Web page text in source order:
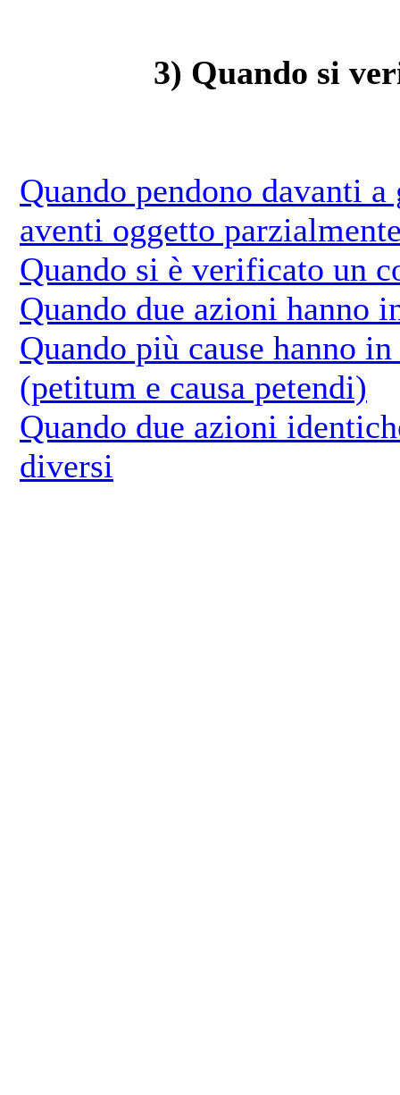
3) Quando si
Quando pendono davanti
aventi oggetto
Quando si è verificato un
Quando due azioni hanno
Quando più cause hanno
(petitum e causa petendi)
Quando due azioni
diversi